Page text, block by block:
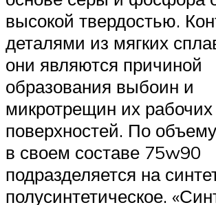
высокой твердостью.
деталями из мягких
они являются причиной
образования выбоин и
микротрещин их рабочих
поверхностей. По
в своем составе 75w90
подразделяется на
полусинтетическое.